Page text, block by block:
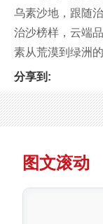
乌素沙地，跟随
治沙榜样，云端
素从荒漠到绿洲
分享到:
图文滚动